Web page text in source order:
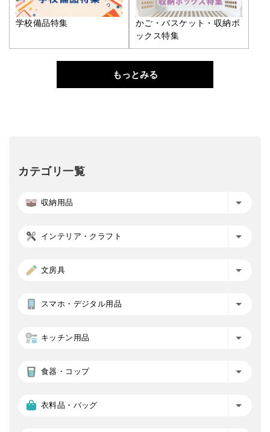
学校備品特集
かご・バスケット・収納ボ
ックス特集
もっとみる
カテゴリ一覧
収納用品
インテリア・クラフト
文房具
スマホ・デジタル用品
キッチン用品
食器・コップ
衣料品・バッグ